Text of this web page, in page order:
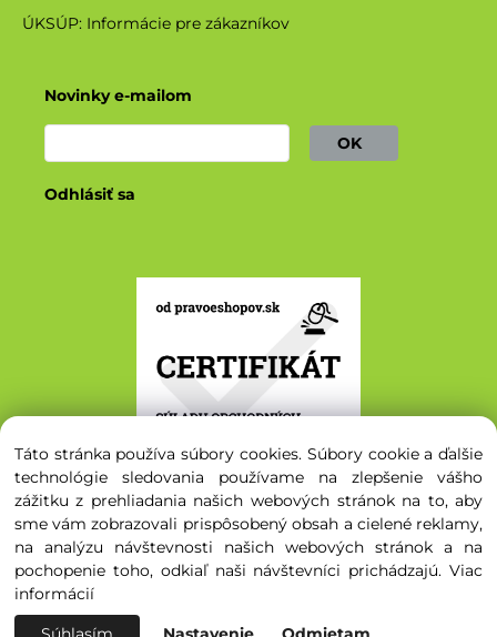
ÚKSÚP: Informácie pre zákazníkov
Novinky e-mailom
OK
Odhlásiť sa
© 2020 - 2026 Svetsemien.sk. Všetky práva vyhradené.
Táto stránka používa súbory cookies. Súbory cookie a ďalšie
technológie sledovania používame na zlepšenie vášho
zážitku z prehliadania našich webových stránok na to, aby
sme vám zobrazovali prispôsobený obsah a cielené reklamy,
na analýzu návštevnosti našich webových stránok a na
pochopenie toho, odkiaľ naši návštevníci prichádzajú.Viac
informácií